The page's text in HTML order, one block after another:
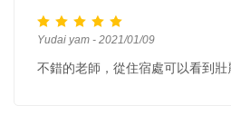
Yudai yam - 2021/01/09
不錯的老師，從住宿處可以看到壯